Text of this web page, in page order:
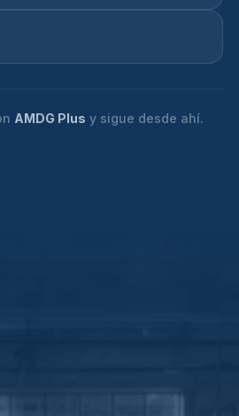
AMDG Plus y sigue desde ahí.